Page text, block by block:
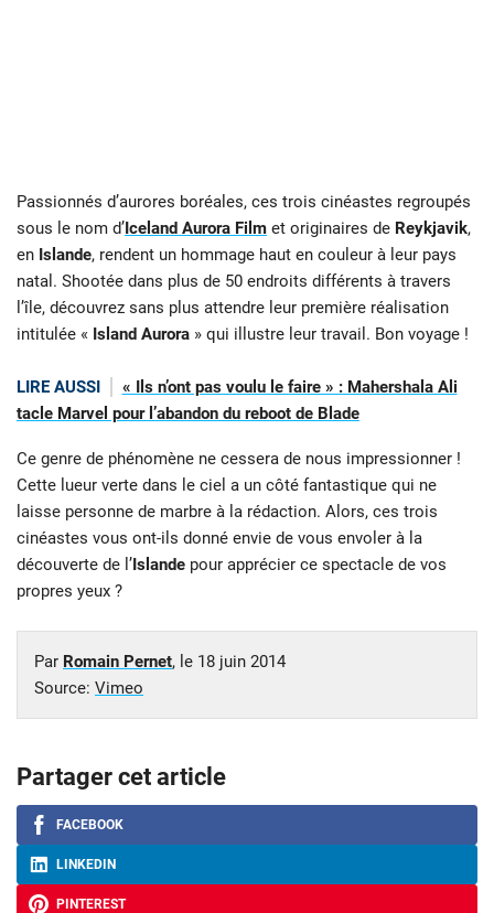
Passionnés d’aurores boréales, ces trois cinéastes regroupés
sous le nom d’Iceland Aurora Film et originaires de Reykjavik,
en Islande, rendent un hommage haut en couleur à leur pays
natal. Shootée dans plus de 50 endroits différents à travers
l’île, découvrez sans plus attendre leur première réalisation
intitulée « Island Aurora » qui illustre leur travail. Bon voyage !
LIRE AUSSI
« Ils n’ont pas voulu le faire » : Mahershala Ali
tacle Marvel pour l’abandon du reboot de Blade
Ce genre de phénomène ne cessera de nous impressionner !
Cette lueur verte dans le ciel a un côté fantastique qui ne
laisse personne de marbre à la rédaction. Alors, ces trois
cinéastes vous ont-ils donné envie de vous envoler à la
découverte de l’Islande pour apprécier ce spectacle de vos
propres yeux ?
Par Romain Pernet, le 18 juin 2014
Source: Vimeo
Partager cet article
FACEBOOK
LINKEDIN
PINTEREST